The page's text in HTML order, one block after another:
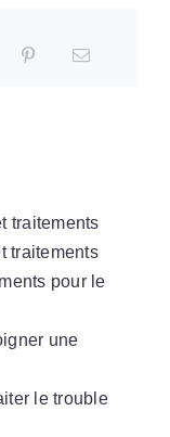
traitements
traitements
pour le
une
le trouble